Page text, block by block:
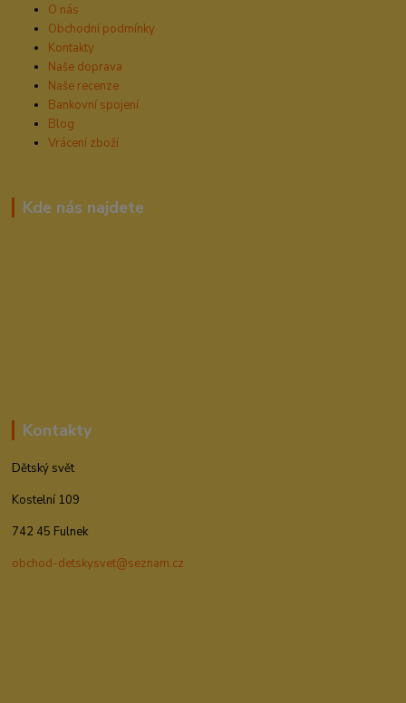
O nás
Obchodní podmínky
Kontakty
Naše doprava
Naše recenze
Bankovní spojení
Blog
Vrácení zboží
Kde nás najdete
Kontakty
Dětský svět
Kostelní 109
742 45 Fulnek
obchod-detskysvet@seznam.cz